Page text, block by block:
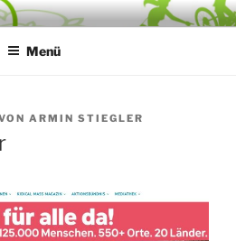
ROSENHEIM
Menü
ARMIN STIEGLER